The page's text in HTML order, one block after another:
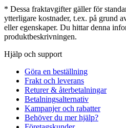
* Dessa fraktavgifter gäller för
ytterligare kostnader, t.ex. på grund
eller egenskaper. Du hittar denna
produktbeskrivningen.
Hjälp och support
Göra en beställning
Frakt och leverans
Returer & återbetalningar
Betalningsalternativ
Kampanjer och rabatter
Behöver du mer hjälp?